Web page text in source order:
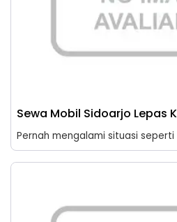
Sewa Mobil Sidoarjo Lepas
Pernah mengalami situasi seperti